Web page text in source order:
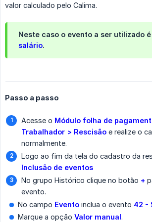
valor calculado pelo Calima.
Neste caso o evento a ser utilizado
salário.
Passo a passo
Acesse o Módulo folha de
Trabalhador > Rescisão e realize o
normalmente.
Logo ao fim da tela do cadastro da
Inclusão de eventos
No grupo Histórico clique no botão +
evento.
No campo Evento inclua o evento 42 -
Marque a opção Valor manual.